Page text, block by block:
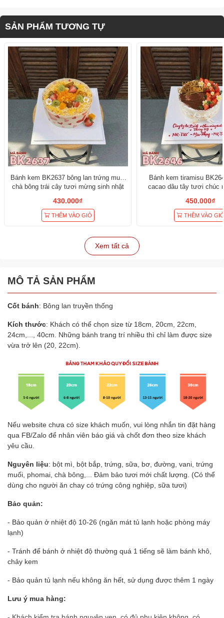
SẢN PHẨM TƯƠNG TỰ
Bánh kem BK2637 bông lan trứng muối
chà bông trái cây tươi mừng sinh nhật
430.000₫
THÊM VÀO GIỎ
Bánh kem tiramisu
cacao dâu tây tươi chúc
450.000₫
THÊM VÀO GIỎ
Xem tất cả
MÔ TẢ SẢN PHẨM
Cốt bánh: Bông lan truyền thống
Kích thước: Khách có thể chọn size từ 18cm, 20cm, 22cm,
24cm,..., 40cm. Những bánh trang trí nhiều thì chỉ làm được size
vừa trở lên (20, 22cm).
Nếu website chưa có size khách muốn, vui lòng nhắn tin đặt hàng
qua FB/Zalo để nhân viên báo giá và chốt đơn theo size khách
yêu cầu.
Nguyên liệu: bột mì, bột bắp, trứng, sữa, bơ, đường, vani, trứng
muối, phomai, chà bông,... Đảm bảo tươi mới chất lượng. (Có thể
dùng cho người ăn chay có trứng công nghiệp, sữa tươi)
Bảo quản:
- Bảo quản ở nhiệt độ 10-26 (ngăn mát tủ lạnh hoặc phòng máy
lạnh)
- Tránh để bánh ở nhiệt độ thường quá 1 tiếng sẽ làm bánh khô,
chảy kem
- Bảo quản tủ lạnh nếu không ăn hết, sử dụng được thêm 1 ngày
Lưu ý mua hàng: